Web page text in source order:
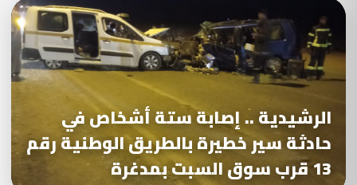
الرشيدية .. إصابة ستة أشخاص في
حادثة سير خطيرة بالطريق الوطنية رقم
13 قرب سوق السبت بمدغرة